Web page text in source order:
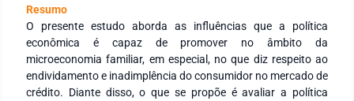
Resumo
O presente estudo aborda as influências que a política
econômica é capaz de promover no âmbito da
microeconomia familiar, em especial, no que diz respeito ao
endividamento e inadimplência do consumidor no mercado de
crédito. Diante disso, o que se propõe é avaliar a política